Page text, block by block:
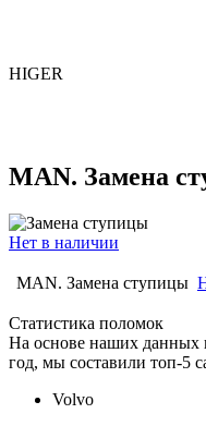
HIGER
MAN. Замена
Нет в наличии
MAN. Замена ступицы
Статистика поломок
На основе наших данных
год, мы составили топ-5
Volvo